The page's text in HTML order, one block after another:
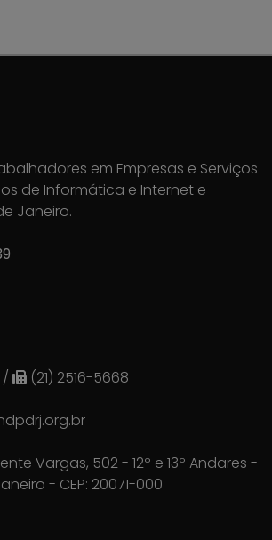
em Empresas e Serviços
de Informática e Internet e
Janeiro.
/ (21) 2516-5668
Vargas, 502 - 12º e 13º Andares -
- CEP: 20071-000